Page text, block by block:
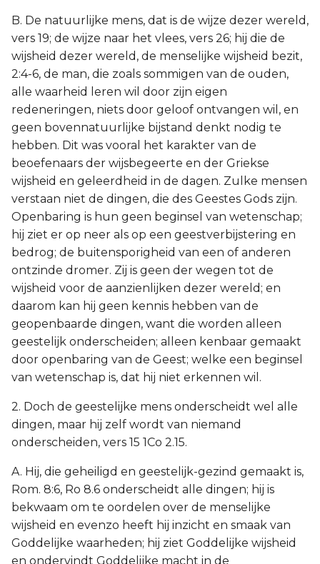
B. De natuurlijke mens, dat is de wijze dezer wereld,
vers 19; de wijze naar het vlees, vers 26; hij die de
wijsheid dezer wereld, de menselijke wijsheid bezit,
2:4-6, de man, die zoals sommigen van de ouden,
alle waarheid leren wil door zijn eigen
redeneringen, niets door geloof ontvangen wil, en
geen bovennatuurlijke bijstand denkt nodig te
hebben. Dit was vooral het karakter van de
beoefenaars der wijsbegeerte en der Griekse
wijsheid en geleerdheid in de dagen. Zulke mensen
verstaan niet de dingen, die des Geestes Gods zijn.
Openbaring is hun geen beginsel van wetenschap;
hij ziet er op neer als op een geestverbijstering en
bedrog; de buitensporigheid van een of anderen
ontzinde dromer. Zij is geen der wegen tot de
wijsheid voor de aanzienlijken dezer wereld; en
daarom kan hij geen kennis hebben van de
geopenbaarde dingen, want die worden alleen
geestelijk onderscheiden; alleen kenbaar gemaakt
door openbaring van de Geest; welke een beginsel
van wetenschap is, dat hij niet erkennen wil.
2. Doch de geestelijke mens onderscheidt wel alle
dingen, maar hij zelf wordt van niemand
onderscheiden, vers 15 1Co 2.15.
A. Hij, die geheiligd en geestelijk-gezind gemaakt is,
Rom. 8:6, Ro 8.6 onderscheidt alle dingen; hij is
bekwaam om te oordelen over de menselijke
wijsheid en evenzo heeft hij inzicht en smaak van
Goddelijke waarheden; hij ziet Goddelijke wijsheid
en ondervindt Goddelijke macht in de